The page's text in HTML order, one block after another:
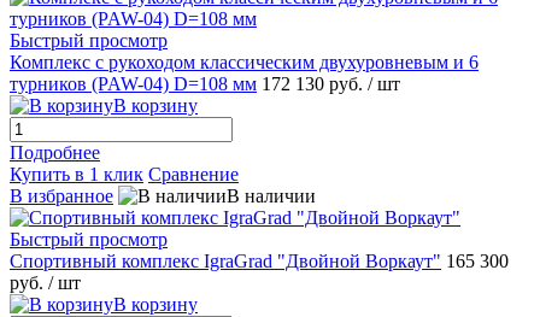
Быстрый просмотр
Комплекс с рукоходом классическим двухуровневым и 6
турников (PAW-04) D=108 мм 172 130 руб. / шт
В корзину
Подробнее
Купить в 1 клик Сравнение
В избранное
В наличии
Быстрый просмотр
Спортивный комплекс IgraGrad "Двойной Воркаут" 165 300
руб. / шт
В корзину